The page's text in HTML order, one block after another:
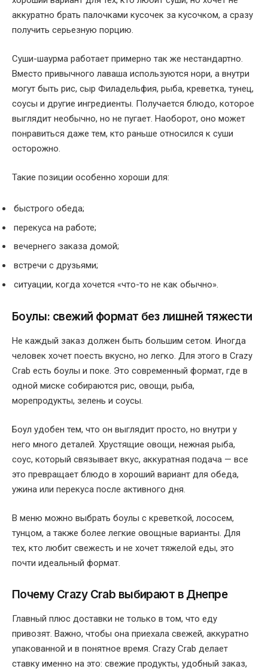
аккуратно брать палочками кусочек за кусочком, а сразу
получить серьезную порцию.
Суши-шаурма работает примерно так же нестандартно.
Вместо привычного лаваша используются нори, а внутри
могут быть рис, сыр Филадельфия, рыба, креветка, тунец,
соусы и другие ингредиенты. Получается блюдо, которое
выглядит необычно, но не пугает. Наоборот, оно может
понравиться даже тем, кто раньше относился к суши
осторожно.
Такие позиции особенно хороши для:
быстрого обеда;
перекуса на работе;
вечернего заказа домой;
встречи с друзьями;
ситуации, когда хочется «что-то не как обычно».
Боулы: свежий формат без лишней тяжести
Не каждый заказ должен быть большим сетом. Иногда
человек хочет поесть вкусно, но легко. Для этого в Crazy
Crab есть боулы и поке. Это современный формат, где в
одной миске собираются рис, овощи, рыба,
морепродукты, зелень и соусы.
Боул удобен тем, что он выглядит просто, но внутри у
него много деталей. Хрустящие овощи, нежная рыба,
соус, который связывает вкус, аккуратная подача — все
это превращает блюдо в хороший вариант для обеда,
ужина или перекуса после активного дня.
В меню можно выбрать боулы с креветкой, лососем,
тунцом, а также более легкие овощные варианты. Для
тех, кто любит свежесть и не хочет тяжелой еды, это
почти идеальный формат.
Почему Crazy Crab выбирают в Днепре
Главный плюс доставки не только в том, что еду
привозят. Важно, чтобы она приехала свежей, аккуратно
упакованной и в понятное время. Crazy Crab делает
ставку именно на это: свежие продукты, удобный заказ,